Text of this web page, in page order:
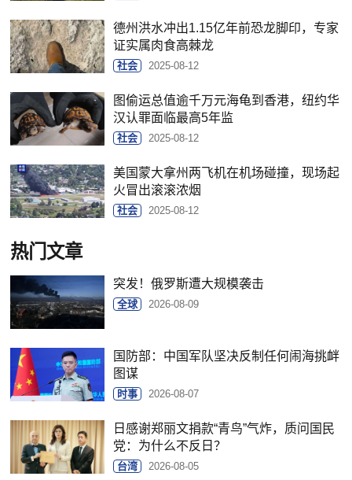
德州洪水冲出1.15亿年前恐龙脚印，专家
证实属肉食高棘龙
社会 2025-08-12
图偷运总值逾千万元海龟到香港，纽约华
汉认罪面临最高5年监
社会 2025-08-12
美国蒙大拿州两飞机在机场碰撞，现场起
火冒出滚滚浓烟
社会 2025-08-12
热门文章
突发！俄罗斯遭大规模袭击
全球 2026-08-09
国防部：中国军队坚决反制任何闹海挑衅
图谋
时事 2026-08-07
日感谢郑丽文捐款“青鸟”气炸，质问国民
党：为什么不反日？
台湾 2026-08-05